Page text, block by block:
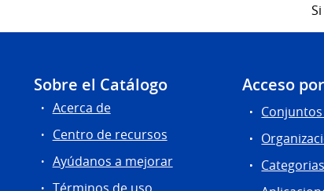
Sobre el Catálogo
Acerca de
Centro de recursos
Ayúdanos a mejorar
Acceso
Categorias